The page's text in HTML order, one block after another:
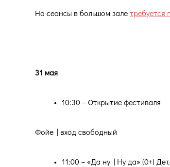
На сеансы в большом залетребуется
31 мая
10:30 – Открытие фестиваля
Фойе | вход свободный
11:00 – «Да ну | Ну да» (0+)